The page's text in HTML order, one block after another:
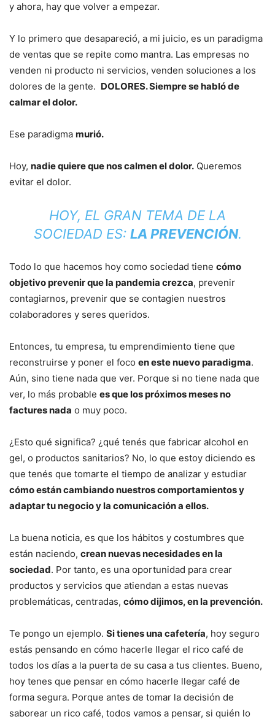
y ahora, hay que volver a empezar.
Y lo primero que desapareció, a mi juicio, es un paradigma
de ventas que se repite como mantra. Las empresas no
venden ni producto ni servicios, venden soluciones a los
dolores de la gente. DOLORES. Siempre se habló de
calmar el dolor.
Ese paradigma murió.
Hoy, nadie quiere que nos calmen el dolor. Queremos
evitar el dolor.
HOY, EL GRAN TEMA DE LA
SOCIEDAD ES: LA PREVENCIÓN.
Todo lo que hacemos hoy como sociedad tiene cómo
objetivo prevenir que la pandemia crezca, prevenir
contagiarnos, prevenir que se contagien nuestros
colaboradores y seres queridos.
Entonces, tu empresa, tu emprendimiento tiene que
reconstruirse y poner el foco en este nuevo paradigma.
Aún, sino tiene nada que ver. Porque si no tiene nada que
ver, lo más probable es que los próximos meses no
factures nada o muy poco.
¿Esto qué significa? ¿qué tenés que fabricar alcohol en
gel, o productos sanitarios? No, lo que estoy diciendo es
que tenés que tomarte el tiempo de analizar y estudiar
cómo están cambiando nuestros comportamientos y
adaptar tu negocio y la comunicación a ellos.
La buena noticia, es que los hábitos y costumbres que
están naciendo, crean nuevas necesidades en la
sociedad. Por tanto, es una oportunidad para crear
productos y servicios que atiendan a estas nuevas
problemáticas, centradas, cómo dijimos, en la prevención.
Te pongo un ejemplo. Si tienes una cafetería, hoy seguro
estás pensando en cómo hacerle llegar el rico café de
todos los días a la puerta de su casa a tus clientes. Bueno,
hoy tenes que pensar en cómo hacerle llegar café de
forma segura. Porque antes de tomar la decisión de
saborear un rico café, todos vamos a pensar, si quién lo